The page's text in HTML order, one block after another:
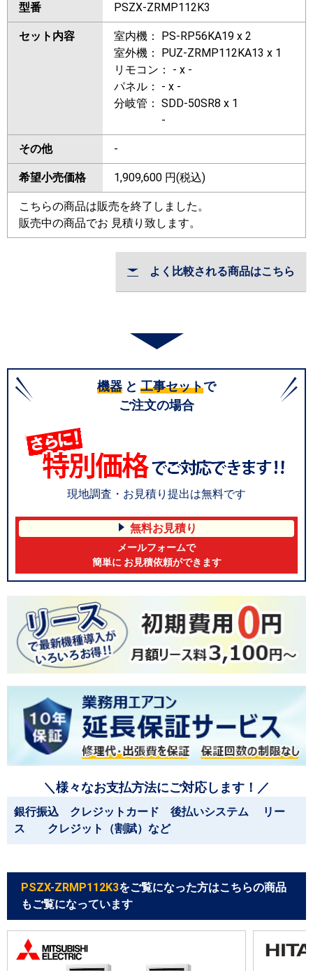
型番 PSZX-ZRMP112K3
セット内容
室内機： PS-RP56KA19 x 2
室外機： PUZ-ZRMP112KA13 x 1
リモコン： - x -
パネル： - x -
分岐管： SDD-50SR8 x 1
-
その他 -
希望小売価格 1,909,600 円(税込)
こちらの商品は販売を終了しました。
販売中の商品でお 見積り致します。
よく比較される商品はこちら
機器 と 工事セットで
ご注文の場合
現地調査・お見積り提出は無料です
無料お見積り
メールフォームで
簡単に お見積依頼ができます
＼様々なお支払方法にご対応します！／
銀行振込 クレジットカード 後払いシステム リー
ス クレジット（割賦）など
PSZX-ZRMP112K3をご覧になった方はこちらの商品
もご覧になっています